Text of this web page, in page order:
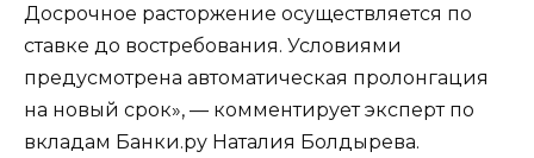
Досрочное расторжение осуществляется по
ставке до востребования. Условиями
предусмотрена автоматическая пролонгация
на новый срок», — комментирует эксперт по
вкладам Банки.ру Наталия Болдырева.